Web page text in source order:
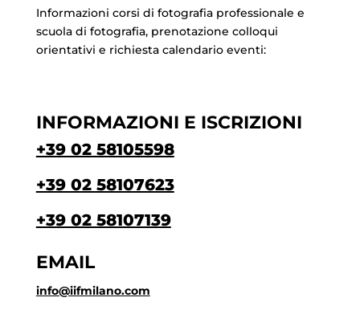
Informazioni corsi di fotografia professionale e
scuola di fotografia, prenotazione colloqui
orientativi e richiesta calendario eventi:
INFORMAZIONI E ISCRIZIONI
+39 02 58105598
+39 02 58107623
+39 02 58107139
EMAIL
info@iifmilano.com